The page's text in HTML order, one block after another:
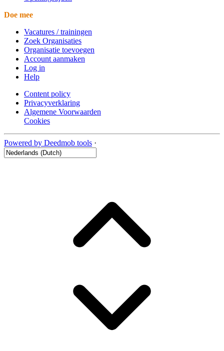
Doe mee
Vacatures / trainingen
Zoek Organisaties
Organisatie toevoegen
Account aanmaken
Log in
Help
Content policy
Privacyverklaring
Algemene Voorwaarden
Cookies
Powered by Deedmob tools ·